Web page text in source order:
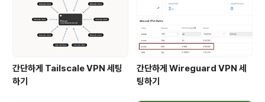
간단하게 Tailscale VPN 세팅
하기
간단하게 Wireguard VPN 세
팅하기